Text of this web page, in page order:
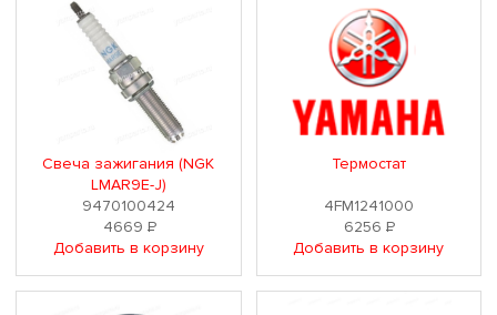
Свеча зажигания (NGK
LMAR9E-J)
9470100424
4669 Р
Добавить в корзину
Термостат
4FM1241000
6256Р
Добавить в корзину